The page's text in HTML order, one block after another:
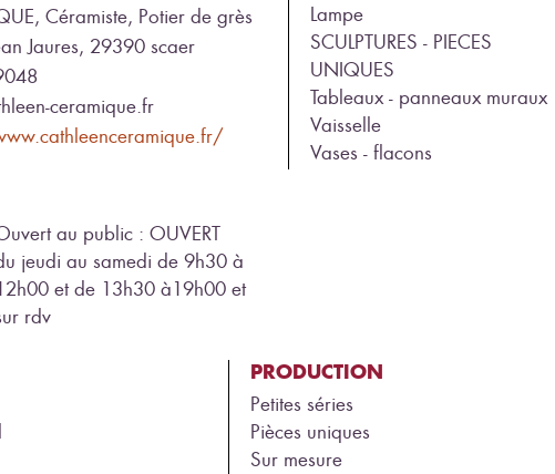
Céramiste, Potier de grès
Jaures, 29390 scaer
ceramique.fr
au public : OUVERT
jeudi au samedi de 9h30 à
et de 13h30 à19h00 et
rdv
Lampe
SCULPTURES - PIECES
UNIQUES
Tableaux - panneaux muraux
Vaisselle
Vases - flacons
PRODUCTION
Petites séries
Pièces uniques
Sur mesure